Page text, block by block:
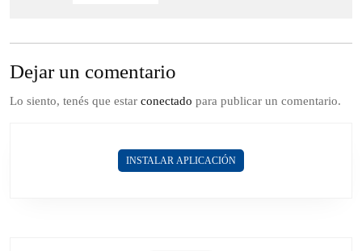
Dejar un comentario
Lo siento, tenés que estar conectado para publicar un comentario.
INSTALAR APLICACIÓN